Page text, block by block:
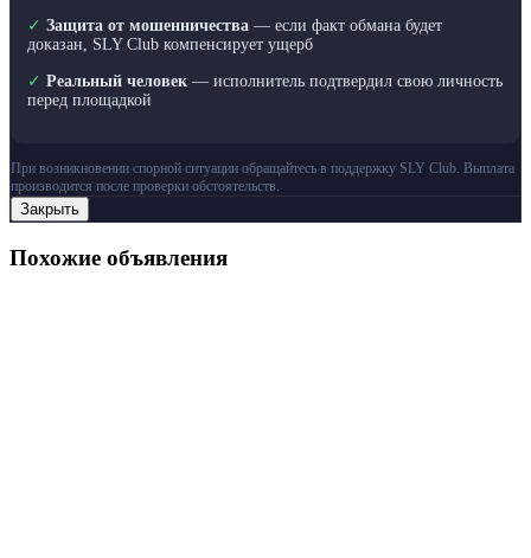
✓ Защита от мошенничества — если факт обмана будет
доказан, SLY Club компенсирует ущерб
✓ Реальный человек — исполнитель подтвердил свою личность
перед площадкой
При возникновении спорной ситуации обращайтесь в поддержку SLY Club. Выплата
производится после проверки обстоятельств.
Закрыть
Похожие объявления